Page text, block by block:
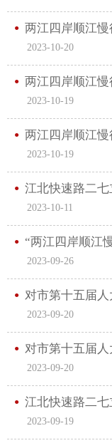
两江四岸顺江
2023-10-20
两江四岸顺江
2023-10-19
两江四岸顺江
2023-10-19
江北快速路二
2023-10-11
“两江四岸顺江
2023-09-26
对市第十五届人
2023-09-20
对市第十五届人
2023-09-20
江北快速路二
2023-09-19